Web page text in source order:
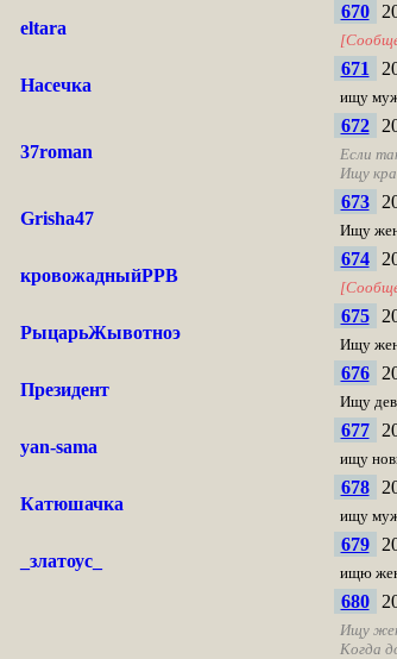
eltara
670
Насечка
671
ищу
37roman
672
Если
Ищу
Grisha47
673
Ищу
кровожадныйРРВ
674
РыцарьЖывотноэ
675
Ищу
Президент
676
Ищу
yan-sama
677
ищу
Катюшачка
678
ищу
_златоус_
679
ищю
680
Ищу
Когда